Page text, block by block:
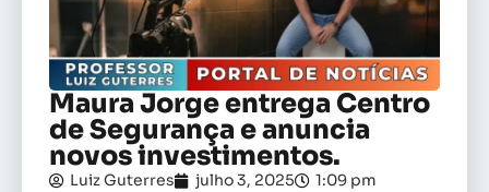
Maura Jorge entrega Centro
de Segurança e anuncia
novos investimentos.
Luiz Guterres julho 3, 2025
1:09 pm